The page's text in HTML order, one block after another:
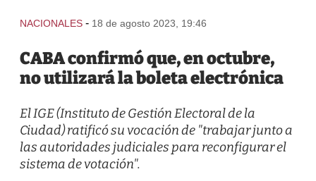
NACIONALES - 18 de agosto 2023, 19:46
CABA confirmó que, en octubre,
no utilizará la boleta electrónica
El IGE (Instituto de Gestión Electoral de la
Ciudad) ratificó su vocación de "trabajar junto a
las autoridades judiciales para reconfigurar el
sistema de votación".